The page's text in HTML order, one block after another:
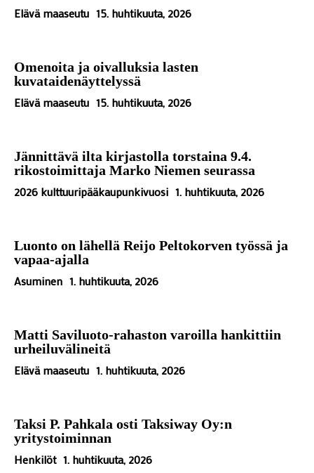
Elävä maaseutu 15. huhtikuuta, 2026
Omenoita ja oivalluksia lasten
kuvataidenäyttelyssä
Elävä maaseutu 15. huhtikuuta, 2026
Jännittävä ilta kirjastolla torstaina 9.4.
rikostoimittaja Marko Niemen seurassa
2026 kulttuuripääkaupunkivuosi 1. huhtikuuta, 2026
Luonto on lähellä Reijo Peltokorven työssä ja
vapaa-ajalla
Asuminen 1. huhtikuuta, 2026
Matti Saviluoto-rahaston varoilla hankittiin
urheiluvälineitä
Elävä maaseutu 1. huhtikuuta, 2026
Taksi P. Pahkala osti Taksiway Oy:n
yritystoiminnan
Henkilöt 1. huhtikuuta, 2026